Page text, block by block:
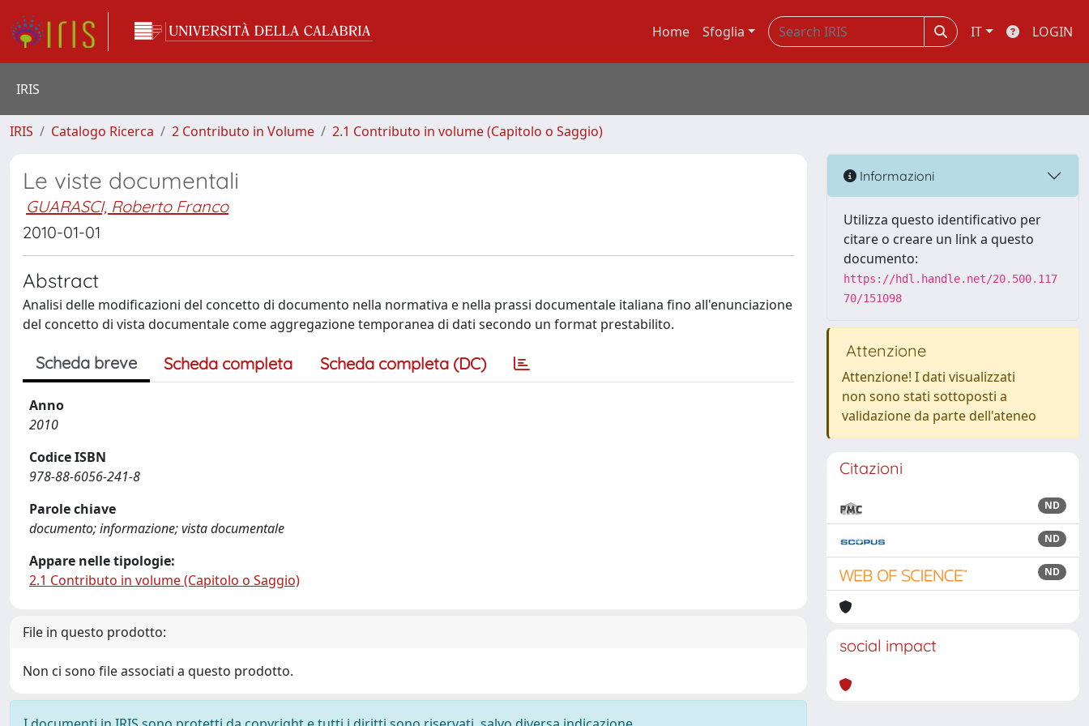
Home Sfoglia IT LOGIN
IRIS
IRIS Catalogo Ricerca 2 Contributo in Volume 2.1 Contributo in volume (Capitolo o Saggio)
Le viste documentali
GUARASCI, Roberto Franco
2010-01-01
Abstract
Analisi delle modificazioni del concetto di documento nella normativa e nella prassi documentale italiana fino all'enunciazione
del concetto di vista documentale come aggregazione temporanea di dati secondo un format prestabilito.
Scheda breve Scheda completa Scheda completa (DC)
Anno
2010
Codice ISBN
978-88-6056-241-8
Parole chiave
documento; informazione; vista documentale
Appare nelle tipologie:
2.1 Contributo in volume (Capitolo o Saggio)
File in questo prodotto:
Non ci sono file associati a questo prodotto.
Informazioni
Utilizza questo identificativo per
citare o creare un link a questo
documento:
https://hdl.handle.net/20.500.117
70/151098
Attenzione
Attenzione! I dati visualizzati
non sono stati sottoposti a
validazione da parte dell'ateneo
Citazioni
ND
ND
ND
social impact